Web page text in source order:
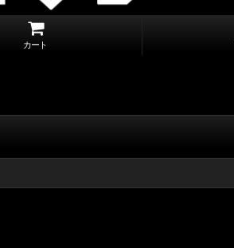
カート